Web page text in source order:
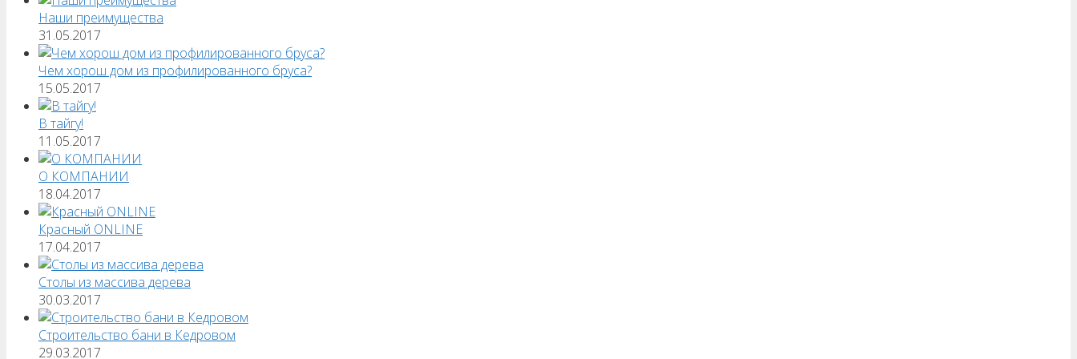
Наши преимущества
31.05.2017
Чем хорош дом из профилированного бруса?
15.05.2017
В тайгу!
11.05.2017
О КОМПАНИИ
18.04.2017
Красный ONLINE
17.04.2017
Столы из массива дерева
30.03.2017
Строительство бани в Кедровом
29.03.2017